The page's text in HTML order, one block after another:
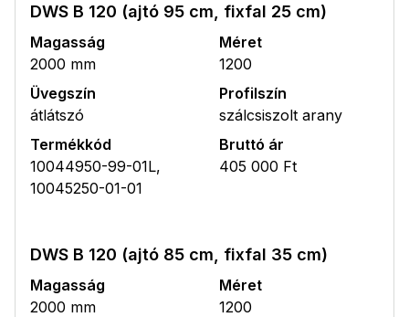
DWS B 120 (ajtó 95 cm, fixfal 25 cm)
Magasság
2000 mm
Méret
1200
Üvegszín
átlátszó
Profilszín
szálcsiszolt arany
Termékkód
10044950-99-01L,
10045250-01-01
Bruttó ár
405 000 Ft
DWS B 120 (ajtó 85 cm, fixfal 35 cm)
Magasság
2000 mm
Méret
1200